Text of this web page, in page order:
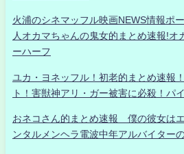
火浦のシネマッフル映画NEWS情報ポ
人オカマちゃんの鬼女的まとめ速報!オ
ーハーフ
ユカ・ヨネッフル！初老的まとめ速報
ト！害獣神アリ・ガー被害に必殺！パ
おネコさん的まとめ速報 僕の彼女は
ンタルメンヘラ電波中年アルバイター